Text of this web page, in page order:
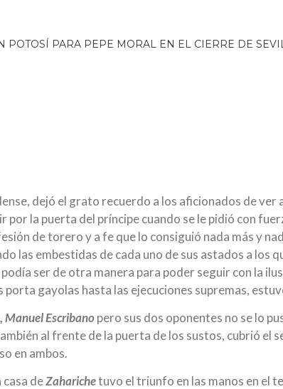
dejó el grato recuerdo a los aficionados de ver
la puerta del príncipe cuando se le pidió con
de torero y a fe que lo consiguió nada más y
las embestidas de cada uno de sus astados a los
ser de otra manera para poder seguir con la
gayolas hasta las ejecuciones supremas,
Manuel Escribanopero sus dos oponentes no se lo
al frente de la puerta de los sustos, cubrió el
en ambos.
deZaharichetuvo el triunfo en las manos en el